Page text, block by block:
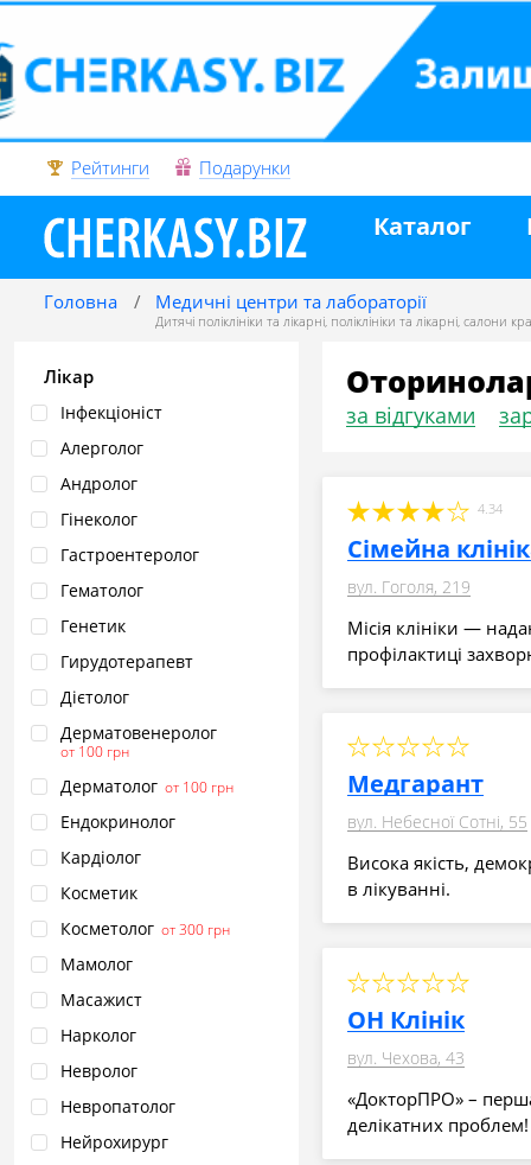
Рейтинги Подарунки
Каталог
Головна Медичні центри та лабораторії
Дитячі поліклініки та лікарні, поліклініки та лікарні, салони
Лікар
Інфекціоніст
Алерголог
Андролог
Гінеколог
Гастроентеролог
Гематолог
Генетик
Гирудотерапевт
Дієтолог
Дерматовенеролог
от 100 грн
Дерматолог от 100 грн
Ендокринолог
Кардіолог
Косметик
Косметолог от 300 грн
Мамолог
Масажист
Нарколог
Невролог
Невропатолог
Нейрохирург
за відгуками
4.34
Сімейна
вул. Гоголя, 219
Місія клініки —
профілактиці
Медгарант
вул. Небесної Сотні, 55
Висока якість,
в лікуванні.
ОН Клінік
вул. Чехова, 43
«ДокторПРО» –
делікатних проблем!